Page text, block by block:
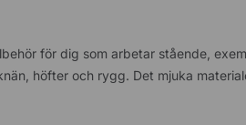
för dig som arbetar stående,
höfter och rygg. Det mjuka